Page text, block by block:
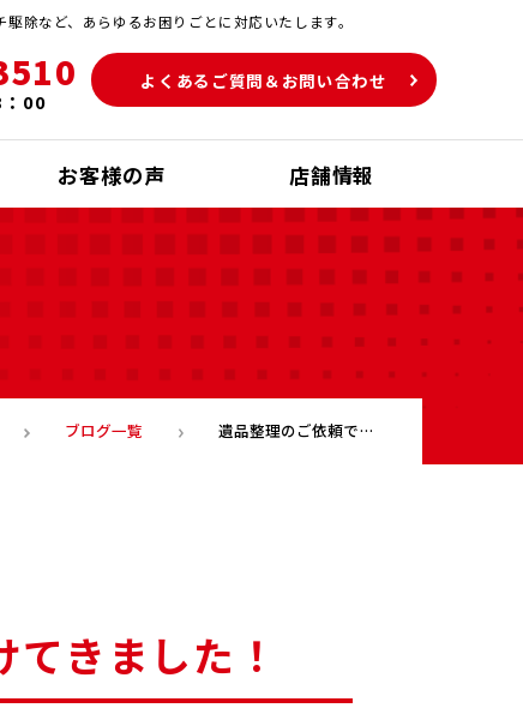
など、あらゆるお困りごとに対応いたします。
00
よくあるご質問＆お問い合わせ
お客様の声 店舗情報
ブログ一覧 遺品整理のご依頼で北九州市八幡西区まで出かけてきました！
きました！